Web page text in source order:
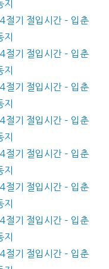
절기 절입시간 – 입춘
절기 절입시간 – 입춘
절기 절입시간 – 입춘
절기 절입시간 – 입춘
절기 절입시간 – 입춘
절기 절입시간 – 입춘
절기 절입시간 – 입춘
절기 절입시간 – 입춘